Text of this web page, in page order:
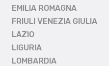
EMILIA ROMAGNA
FRIULI VENEZIA GIULIA
LAZIO
LIGURIA
LOMBARDIA